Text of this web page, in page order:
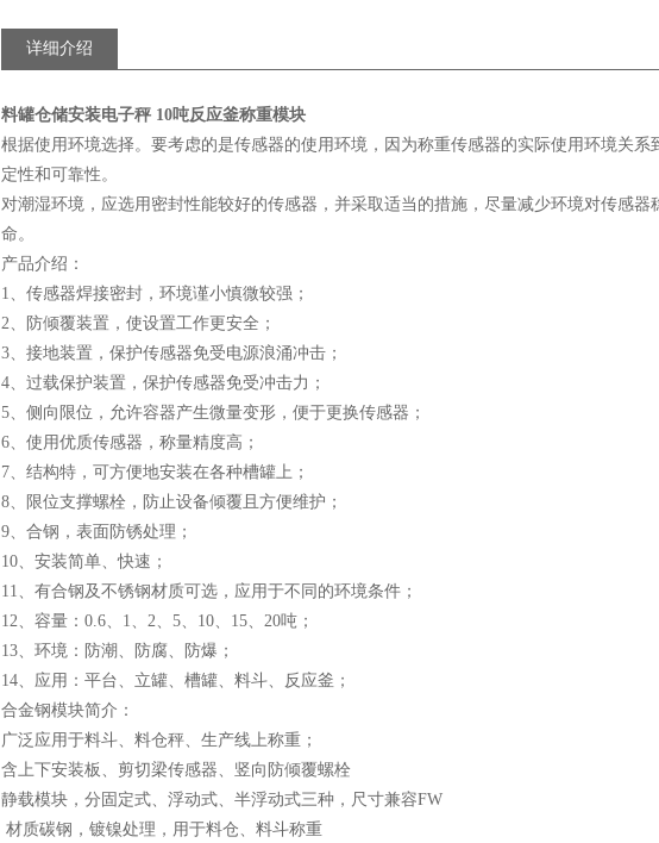
详细介绍
料罐仓储安装电子秤 10吨反应釜称重模块
根据使用环境选择。要考虑的是传感器的使用环境，因为称重传感器的实际使用环境关
定性和可靠性。
对潮湿环境，应选用密封性能较好的传感器，并采取适当的措施，尽量减少环境对传感
命。
产品介绍：
1、传感器焊接密封，环境谨小慎微较强；
2、防倾覆装置，使设置工作更安全；
3、接地装置，保护传感器免受电源浪涌冲击；
4、过载保护装置，保护传感器免受冲击力；
5、侧向限位，允许容器产生微量变形，便于更换传感器；
6、使用优质传感器，称量精度高；
7、结构特，可方便地安装在各种槽罐上；
8、限位支撑螺栓，防止设备倾覆且方便维护；
9、合钢，表面防锈处理；
10、安装简单、快速；
11、有合钢及不锈钢材质可选，应用于不同的环境条件；
12、容量：0.6、1、2、5、10、15、20吨；
13、环境：防潮、防腐、防爆；
14、应用：平台、立罐、槽罐、料斗、反应釜；
合金钢模块简介：
广泛应用于料斗、料仓秤、生产线上称重；
含上下安装板、剪切梁传感器、竖向防倾覆螺栓
静载模块，分固定式、浮动式、半浮动式三种，尺寸兼容FW
材质碳钢，镀镍处理，用于料仓、料斗称重